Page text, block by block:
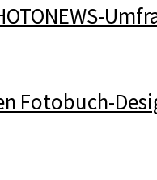
Fotobuch-